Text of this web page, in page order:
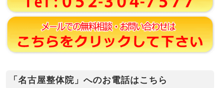
「名古屋整体院」へのお電話はこちら